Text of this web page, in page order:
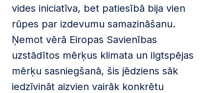
vides iniciatīva, bet patiesībā bija vien
rūpes par izdevumu samazināšanu.
Ņemot vērā Eiropas Savienības
uzstādītos mērķus klimata un ilgtspējas
mērķu sasniegšanā, šis jēdziens sāk
iedzīvināt aizvien vairāk konkrētu